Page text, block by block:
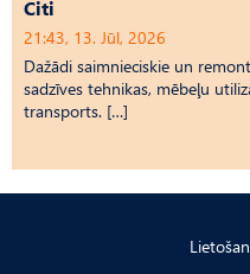
Citi
21:43, 13. Jūl, 2026
Dažādi saimnieciskie un
sadzīves tehnikas, mēbeļu
transports. […]